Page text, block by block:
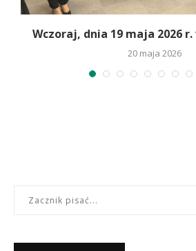
Wczoraj, dnia 19 maja 2026
20 maja 2026